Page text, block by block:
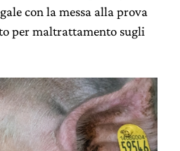
con la messa alla prova
per maltrattamento sugli